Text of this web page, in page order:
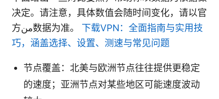
决定。请注意，具体数值会随时间变化，请以官
方من数据为准。 下载VPN：全面指南与实用技
巧，涵盖选择、设置、测速与常见问题
节点覆盖：北美与欧洲节点往往提供更稳定
的速度；亚洲节点对某些地区可能速度波动